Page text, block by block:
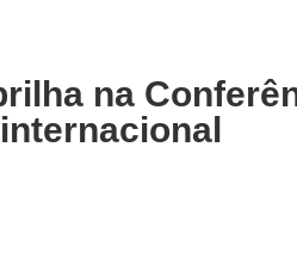
na